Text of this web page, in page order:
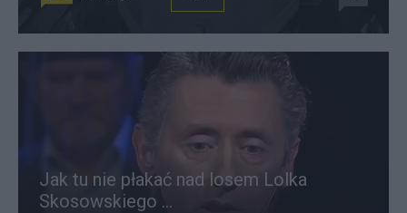
Jak tu nie płakać nad losem Lolka
Skosowskiego ...